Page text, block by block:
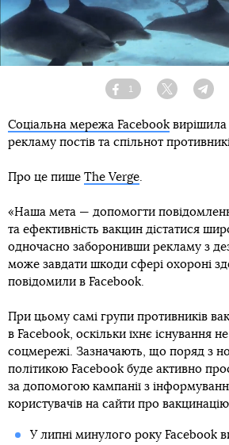
Facebook
1
Twitter
Соціальна мережа Facebook
рекламу постів та спільнот
Про це пише The Verge
«Наша мета — допомогти
та ефективність вакцин дістатися
одночасно заборонивши рекламу з
може завдати шкоди сфері охороні
повідомили в Facebook.
При цьому самі групи противників
в Facebook, оскільки їхнє існування
соцмережі. Зазначають, що поряд з
політикою Facebook буде активно
за допомогою кампанії з
користувачів на сайти про вакцинацію.
У липні минулого року Facebook